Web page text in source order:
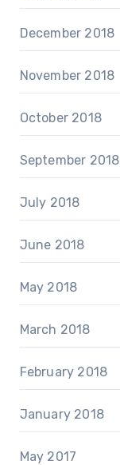
December 2018
November 2018
October 2018
September 2018
July 2018
June 2018
May 2018
March 2018
February 2018
January 2018
May 2017